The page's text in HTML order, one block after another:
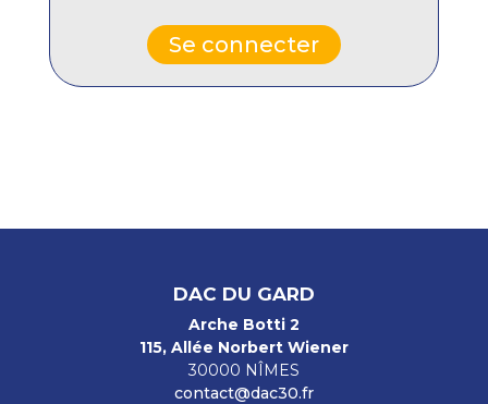
Se connecter
DAC DU GARD
Arche Botti 2
115, Allée Norbert Wiener
30000 NÎMES
contact@dac30.fr